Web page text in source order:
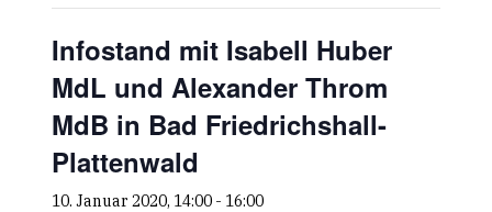
Infostand mit Isabell Huber
MdL und Alexander Throm
MdB in Bad Friedrichshall-
Plattenwald
10. Januar 2020, 14:00- 16:00